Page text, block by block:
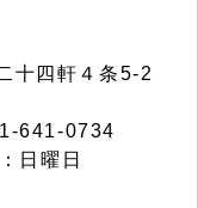
十四軒４条5-2
641-0734
日曜日